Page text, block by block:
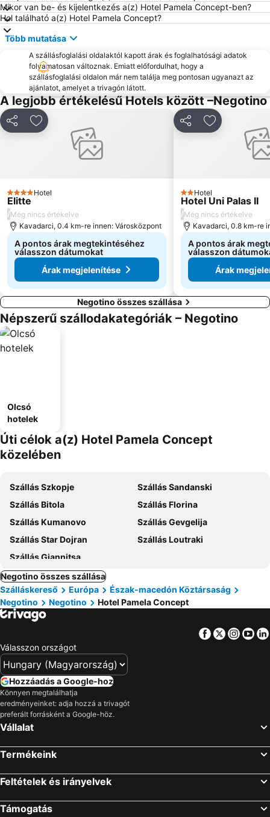
Mikor van be- és kijelentkezés a(z) Hotel Pamela Concept-ben?
Hol található a(z) Hotel Pamela Concept?
Több mutatása
A szállásfoglalási oldalaktól kapott árak és foglalhatósági adatok
folyamatosan változnak. Emiatt előfordulhat, hogy a
szállásfoglalási oldalon már nem találja meg pontosan ugyanazt az
ajánlatot, amelyet a trivagón látott.
A legjobb értékelésű Hotels között –Negotino
MegosztásHozzáadás a kedvencekhez
4 Kategória
Hotel
Elitte
/Még nincs értékelve
Kavadarci, 0.4 km-re innen: Városközpont
A pontos árak megtekintéséhez
válasszon dátumokat
Árak megjelenítése
MegosztásHozzáadás
2 Kategória
Hotel
Hotel Uni Palas II
/Még nincs értékelve
Kavadarci, 0.8 km-re
A pontos árak
válasszon
Árak
Negotino összes szállása
Népszerű szállodakategóriák – Negotino
Olcsó
hotelek
Úti célok a(z) Hotel Pamela Concept
közelében
Szállás Szkopje
Szállás Sandanski
Szállás Bitola
Szállás Florina
Szállás Kumanovo
Szállás Gevgelija
Szállás Star Dojran
Szállás Loutraki
Szállás Giannitsa
Negotino összes szállása
Szálláskereső
Európa
Észak-macedón Köztársaság
Negotino
Negotino Hotel Pamela Concept
Facebook
Twitter
Válasszon országot
Hozzáadás a Google-hoz
Könnyen megtalálhatja
eredményeinket: adja hozzá a trivagót
preferált forrásként a Google-höz.
Vállalat
Termékeink
Feltételek és irányelvek
Támogatás